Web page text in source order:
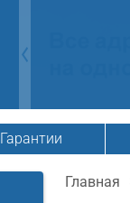
Гарантии
Главная